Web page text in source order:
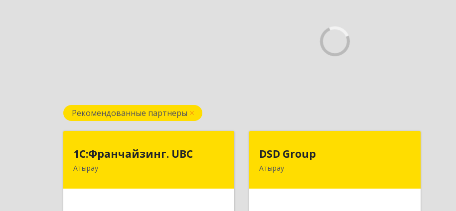
Рекомендованные партнеры
1С:Франчайзинг. UBC
Атырау
1С:Франчайзинг. UBC
КАЗАХСТАН, г.Атырау, ул. Гумарова,
DSD Group
Атырау